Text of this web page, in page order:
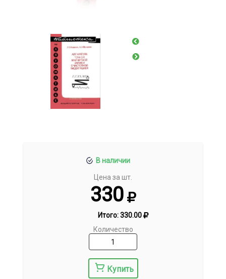
В наличии
Цена за шт.
330
Итого:330.00
Количество
Купить